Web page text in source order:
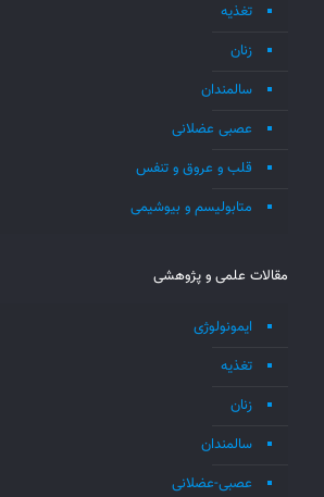
تغذیه
زنان
سالمندان
عصبی عضلانی
قلب و عروق و تنفس
متابولیسم و بیوشیمی
مقالات علمی و پژوهشی
ایمونولوژی
تغذیه
زنان
سالمندان
عصبی-عضلانی